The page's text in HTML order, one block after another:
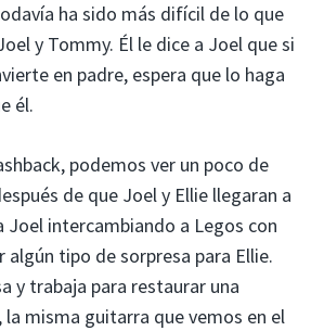
ha sido más difícil de lo que
y Tommy. Él le dice a Joel que si
en padre, espera que lo haga
él.
podemos ver un poco de
de que Joel y Ellie llegaran a
Joel intercambiando a Legos con
algún tipo de sorpresa para Ellie.
y trabaja para restaurar una
la misma guitarra que vemos en el